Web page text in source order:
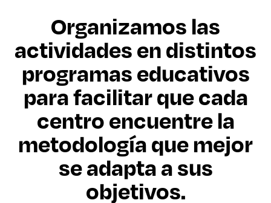
Organizamos las
actividades en distintos
programas educativos
para facilitar que cada
centro encuentre la
metodología que mejor
se adapta a sus
objetivos.